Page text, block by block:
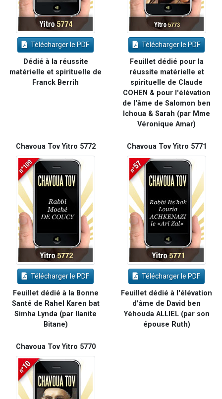
Télécharger le PDF
Dédié à la réussite
matérielle et spirituelle de
Franck Berrih
Télécharger le PDF
Feuillet dédié pour la
réussite matérielle et
spirituelle de Claude
COHEN & pour l'élévation
de l'âme de Salomon ben
Ichoua & Sarah (par Mme
Véronique Amar)
Chavoua Tov Yitro 5772
Télécharger le PDF
Feuillet dédié à la Bonne
Santé de Rahel Karen bat
Simha Lynda (par Ilanite
Bitane)
Chavoua Tov Yitro 5771
Télécharger le PDF
Feuillet dédié à l'élévation
d'âme de David ben
Yéhouda ALLIEL (par son
épouse Ruth)
Chavoua Tov Yitro 5770